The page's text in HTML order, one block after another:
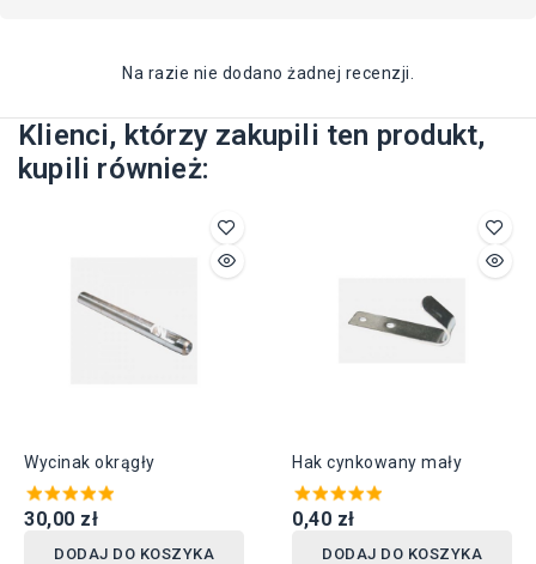
Na razie nie dodano żadnej recenzji.
Klienci, którzy zakupili ten produkt,
kupili również:
Wycinak okrągły
30,00 zł
DODAJ DO KOSZYKA
Hak cynkowany mały
0,40 zł
DODAJ DO KOSZYKA